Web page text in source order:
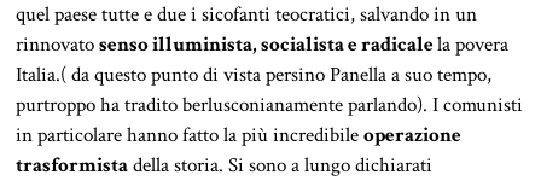
quel paese tutte e due i sicofanti teocratici, salvando in un
rinnovatosenso illuminista, socialista e radicalela povera
Italia.( da questo punto di vista persino Panella a suo tempo,
purtroppo ha tradito berlusconianamente parlando). I comunisti
in particolare hanno fatto la più incredibileoperazione
trasformistadella storia. Si sono a lungo dichiarati